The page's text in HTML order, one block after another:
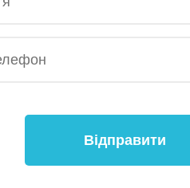
Відправити